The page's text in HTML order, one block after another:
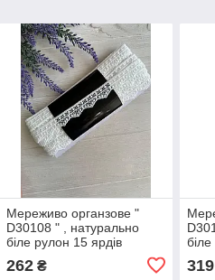
Мереживо органзове "
D30108 " , натурально
біле рулон 15 ярдів
262₴ 319